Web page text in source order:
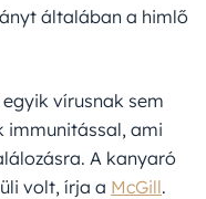
általában a himlő
vírusnak sem
immunitással, ami
A kanyaró
volt, írja a McGill.